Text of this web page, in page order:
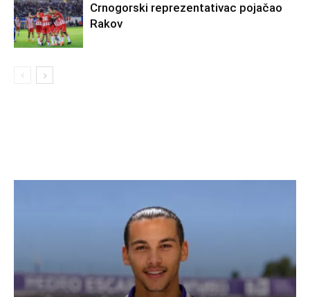
Crnogorski reprezentativac pojačao
Rakov